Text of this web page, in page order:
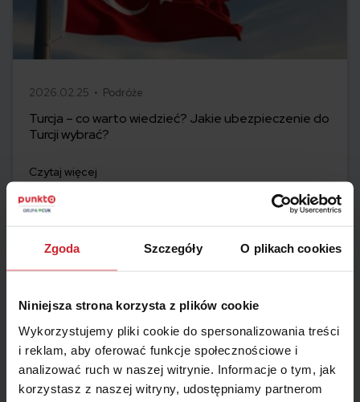
Zgoda Szczegóły O plikach cookies
Niniejsza strona korzysta z plików cookie
Wykorzystujemy pliki cookie do spersonalizowania treści
i reklam, aby oferować funkcje społecznościowe i
analizować ruch w naszej witrynie. Informacje o tym, jak
korzystasz z naszej witryny, udostępniamy partnerom
2026.02.25 • Podróże
Turcja – co warto wiedzieć? Jakie ubezpieczenie do
Turcji wybrać?
Czytaj więcej